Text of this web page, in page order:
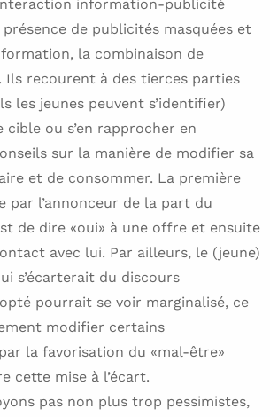
information-publicité
de publicités masquées et
la combinaison de
Ils recourent à des tierces parties
les jeunes peuvent s’identifier)
ou s’en rapprocher en
sur la manière de modifier sa
et de consommer. La première
par l’annonceur de la part du
de dire «oui» à une offre et ensuite
avec lui. Par ailleurs, le (jeune)
s’écarterait du discours
pourrait se voir marginalisé, ce
modifier certains
la favorisation du «mal-être»
cette mise à l’écart.
pas non plus trop pessimistes,